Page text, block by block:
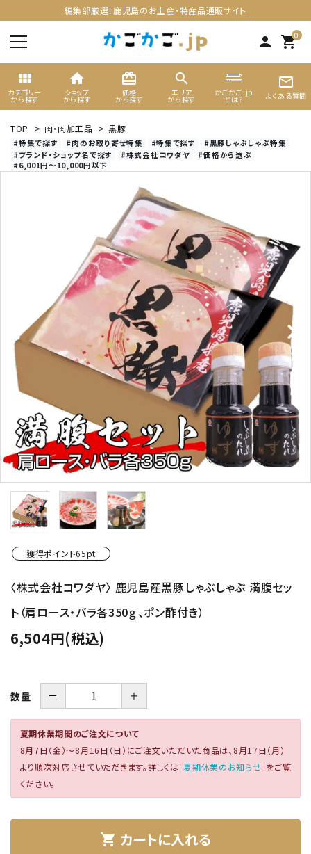
編集部厳選！鹿児島のお土産・特産品通販サイト
person 0
shopping_cart
view_module
カテゴリー
から探す
home
ショップ
から探す
card_giftcard
価格
から探す
search
エリア
から探す
かごかご.jp
とは？
mail_outline
よくある質問
search
person 新規会員登録
カテゴリーから選ぶ
ショップから選ぶ
価格から選ぶ
エリアから選ぶ
かごかご.jpとは？
お知らせ
よくある質問
お問い合わせ
プライバシーポリシー
card_giftcard 送料無料
TOP > 肉・肉加工品 > 黒豚
#特集で探す #肉のお取り寄せ特集 #特集で探す
#黒豚しゃぶしゃぶ特集
#ブランド・ショップ名で探す
#株式会社コワダヤ
#価格から選ぶ
#6,001円～10,000円以下
獲得ポイント65pt
〈株式会社コワダヤ〉 鹿児島産黒豚しゃぶしゃぶ 満腹セッ
ト（肩ロース・バラ各350ｇ、ポン酢付き）
6,504円(税込)
数量 － ＋
夏期休業期間のご注文について
8月7日（金）～8月16日（日）にご注文いただいた商品は、8月17日（月）
より順次対応させていただきます。詳しくは「夏期休業のお知らせ 」をご覧
ください。
shopping_cart カートに入れる